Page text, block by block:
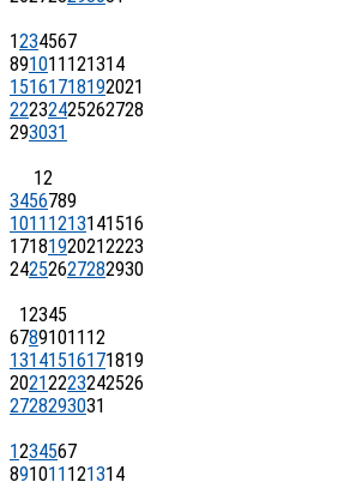
1234567
891011 121314
15161718192021
22232425262728
293031
12
3456789
1011 1213141516
17181920212223
24252627282930
12345
67891011 12
13141516171819
20212223242526
2728293031
1234567
891011 121314